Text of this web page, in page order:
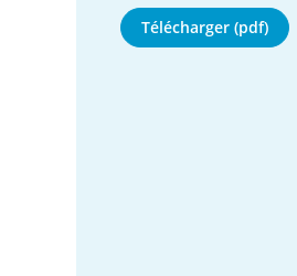
Télécharger (pdf)